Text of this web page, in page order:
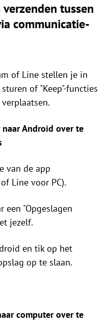
tussen
communicatie-
of Line stellen je in
of "Keep"-functies
Android over te
van de app
Line voor PC).
een "Opgeslagen
jezelf.
en tik op het
op te slaan.
computer over te